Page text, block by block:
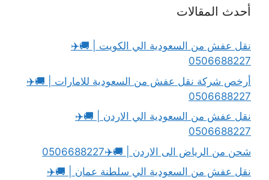
أحدث المقالات
نقل عفش من السعودية الي الكويت | 🚚✈️
0506688227
أرخص شركة نقل عفش من السعودية للامارات | 🚚✈️
0506688227
نقل عفش من السعودية الي الاردن | 🚚✈️
0506688227
شحن من الرياض الى الاردن | 🚚✈️0506688227
نقل عفش من السعودية الي سلطنة عمان | 🚚✈️